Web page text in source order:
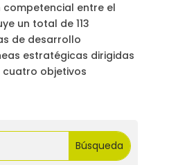
entre el
un total de 113
de desarrollo
estratégicas dirigidas
objetivos